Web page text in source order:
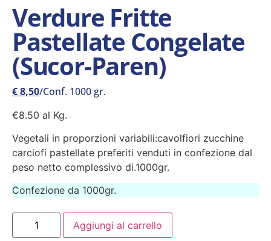
Verdure Fritte
Pastellate Congelate
(Sucor-Paren)
€8,50/Conf. 1000 gr.
€8.50 al Kg.
Vegetali in proporzioni variabili:cavolfiori zucchine
carciofi pastellate preferiti venduti in confezione dal
peso netto complessivo di.1000gr.
Confezione da 1000gr.
Aggiungi al carrello